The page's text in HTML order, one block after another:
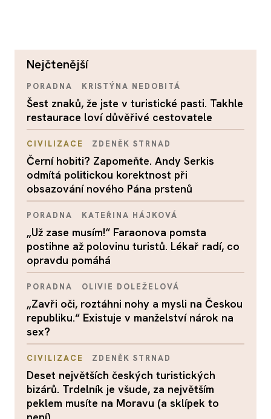
nejčtenější
PORADNA KRISTÝNA NEDOBITÁ
Šest znaků, že jste v turistické pasti. Takhle
restaurace loví důvěřivé cestovatele
CIVILIZACE ZDENĚK STRNAD
Černí hobiti? Zapomeňte. Andy Serkis
odmítá politickou korektnost při
obsazování nového Pána prstenů
PORADNA KATEŘINA HÁJKOVÁ
„Už zase musím!“ Faraonova pomsta
postihne až polovinu turistů. Lékař radí, co
opravdu pomáhá
PORADNA OLIVIE DOLEŽELOVÁ
„Zavři oči, roztáhni nohy a mysli na Českou
republiku.“ Existuje v manželství nárok na
sex?
CIVILIZACE ZDENĚK STRNAD
Deset největších českých turistických
bizárů. Trdelník je všude, za největším
peklem musíte na Moravu (a sklípek to